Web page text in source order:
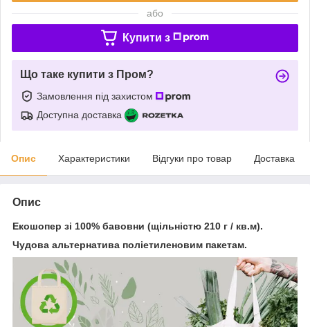
або
Купити з
Що таке купити з Пром?
Замовлення під захистом
Доступна доставка
Опис Характеристики Відгуки про товар Доставка
Опис
Екошопер зі 100% бавовни (щільністю 210 г / кв.м).
Чудова альтернатива поліетиленовим пакетам.